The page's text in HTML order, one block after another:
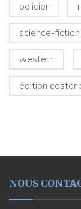
policier
science-
western
édition castor
NOUS